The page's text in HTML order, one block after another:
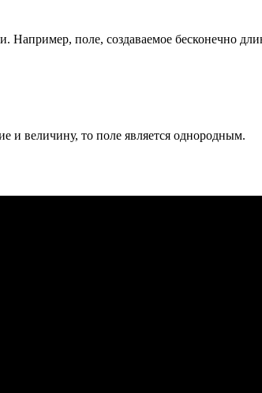
Например, поле, создаваемое бесконечно
и величину, то поле является однородным.